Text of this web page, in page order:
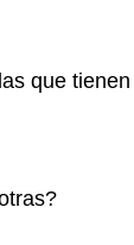
que